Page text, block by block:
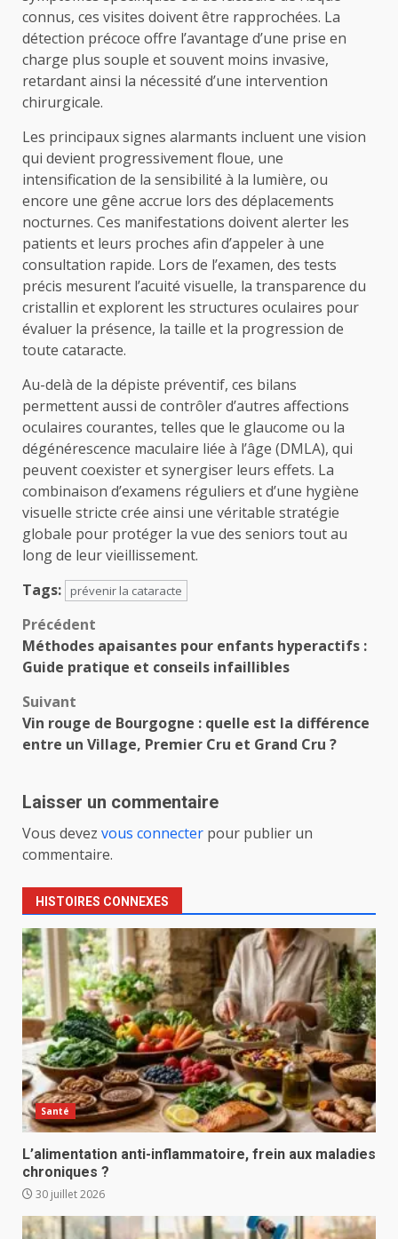
connus, ces visites doivent être rapprochées. La
détection précoce offre l’avantage d’une prise en
charge plus souple et souvent moins invasive,
retardant ainsi la nécessité d’une intervention
chirurgicale.
Les principaux signes alarmants incluent une vision
qui devient progressivement floue, une
intensification de la sensibilité à la lumière, ou
encore une gêne accrue lors des déplacements
nocturnes. Ces manifestations doivent alerter les
patients et leurs proches afin d’appeler à une
consultation rapide. Lors de l’examen, des tests
précis mesurent l’acuité visuelle, la transparence du
cristallin et explorent les structures oculaires pour
évaluer la présence, la taille et la progression de
toute cataracte.
Au-delà de la dépiste préventif, ces bilans
permettent aussi de contrôler d’autres affections
oculaires courantes, telles que le glaucome ou la
dégénérescence maculaire liée à l’âge (DMLA), qui
peuvent coexister et synergiser leurs effets. La
combinaison d’examens réguliers et d’une hygiène
visuelle stricte crée ainsi une véritable stratégie
globale pour protéger la vue des seniors tout au
long de leur vieillissement.
Tags:
prévenir la cataracte
Navigation
d’article
Précédent
Méthodes apaisantes pour enfants hyperactifs :
Guide pratique et conseils infaillibles
Suivant
Vin rouge de Bourgogne : quelle est la différence
entre un Village, Premier Cru et Grand Cru ?
Laisser un commentaire
Vous devez vous connecter pour publier un
commentaire.
HISTOIRES CONNEXES
Santé
L’alimentation anti-inflammatoire, frein aux maladies
chroniques ?
30 juillet 2026